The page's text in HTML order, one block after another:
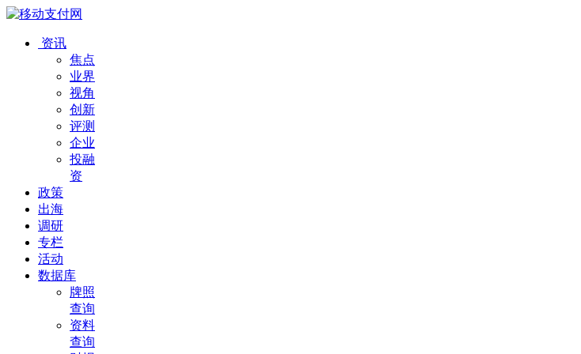
资讯
焦点
业界
视角
创新
评测
企业
投融
资
政策
出海
调研
专栏
活动
数据库
牌照
查询
资料
查询